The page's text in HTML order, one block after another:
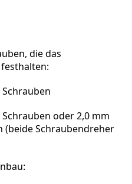
die das
Schrauben
oder 2,0 mm
(beide Schraubendreher